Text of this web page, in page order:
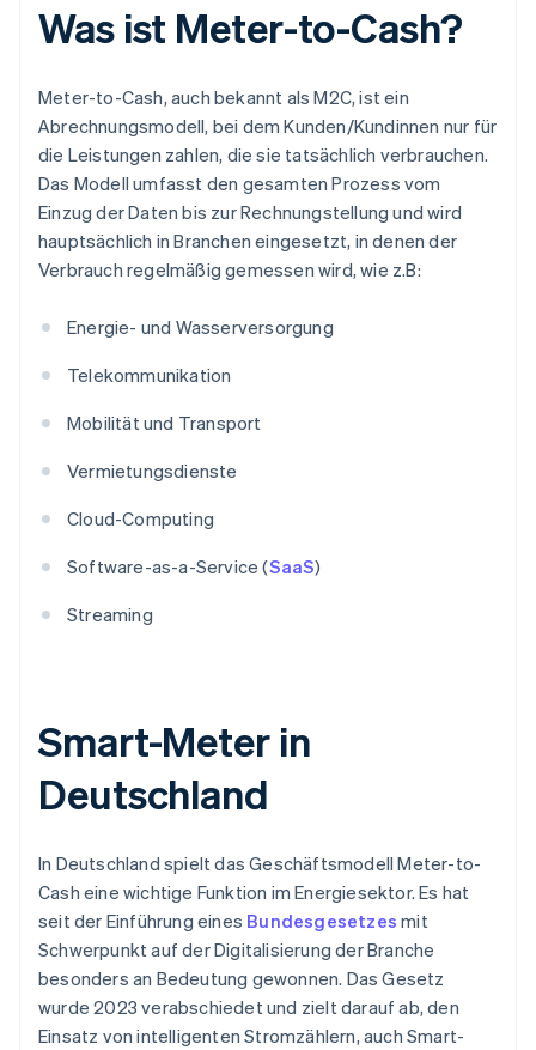
Was ist Meter-to-Cash?
Meter-to-Cash, auch bekannt als M2C, ist ein
Abrechnungsmodell, bei dem Kunden/Kundinnen nur für
die Leistungen zahlen, die sie tatsächlich verbrauchen.
Das Modell umfasst den gesamten Prozess vom
Einzug der Daten bis zur Rechnungstellung und wird
hauptsächlich in Branchen eingesetzt, in denen der
Verbrauch regelmäßig gemessen wird, wie z.B:
Energie- und Wasserversorgung
Telekommunikation
Mobilität und Transport
Vermietungsdienste
Cloud-Computing
Software-as-a-Service (SaaS)
Streaming
Smart-Meter in
Deutschland
In Deutschland spielt das Geschäftsmodell Meter-to-
Cash eine wichtige Funktion im Energiesektor. Es hat
seit der Einführung eines Bundesgesetzes mit
Schwerpunkt auf der Digitalisierung der Branche
besonders an Bedeutung gewonnen. Das Gesetz
wurde 2023 verabschiedet und zielt darauf ab, den
Einsatz von intelligenten Stromzählern, auch Smart-